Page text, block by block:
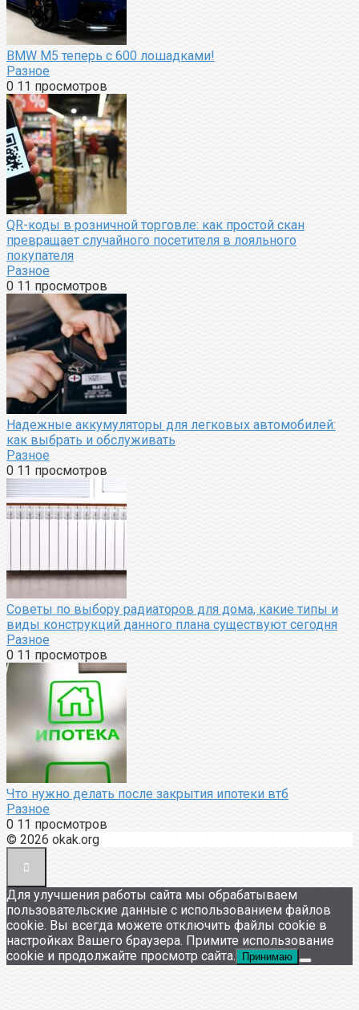
BMW M5 теперь с 600 лошадками!
Разное
0 11 просмотров
QR-коды в розничной торговле: как простой скан
превращает случайного посетителя в лояльного
покупателя
Разное
0 11 просмотров
Надежные аккумуляторы для легковых автомобилей:
как выбрать и обслуживать
Разное
0 11 просмотров
Советы по выбору радиаторов для дома, какие типы и
виды конструкций данного плана существуют сегодня
Разное
0 11 просмотров
Что нужно делать после закрытия ипотеки втб
Разное
0 11 просмотров
© 2026 okak.org
Для улучшения работы сайта мы обрабатываем
пользовательские данные с использованием файлов
cookie. Вы всегда можете отключить файлы cookie в
настройках Вашего браузера. Примите использование
cookie и продолжайте просмотр сайта.
Принимаю